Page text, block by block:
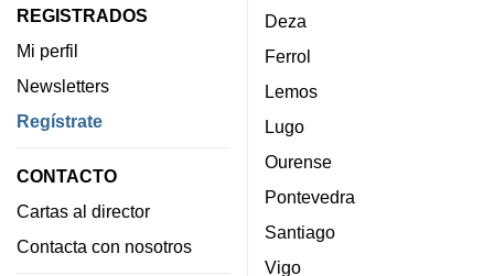
REGISTRADOS
Mi perfil
Newsletters
Regístrate
CONTACTO
Cartas al director
Contacta con nosotros
Deza
Ferrol
Lemos
Lugo
Ourense
Pontevedra
Santiago
Vigo